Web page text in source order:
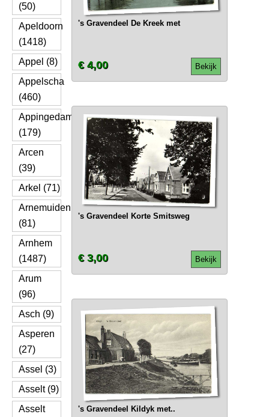
(50)
Apeldoorn
(1418)
Appel (8)
Appelscha
(460)
Appingedam
(179)
Arcen
(39)
Arkel (71)
Arnemuiden
(81)
Arnhem
(1487)
Arum
(96)
Asch (9)
Asperen
(27)
Assel (3)
Asselt (9)
Asselt
's Gravendeel De Kreek met
Bekijk
€ 4,00
's Gravendeel Korte Smitsweg
Bekijk
€ 3,00
's Gravendeel Kildyk met..